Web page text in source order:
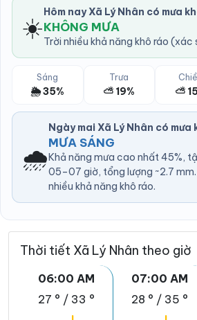
☀️ Hôm nay Xã Lý Nhân có mưa
KHÔNG MƯA
Trời nhiều khả năng khô ráo (xác
Sáng
🌦️ 35%
Trưa
⛅ 19% ⛅
🌧️
Ngày mai Xã Lý Nhân có mưa
MƯA SÁNG
Khả năng mưa cao nhất 45%,
05–07 giờ, tổng lượng ~2.7
nhiều khả năng khô ráo.
Thời tiết Xã Lý Nhân theo giờ
06:00 AM
27 ° / 33 °
07:00 AM
28 ° / 35 °